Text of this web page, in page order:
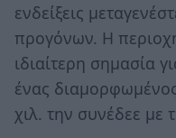
ενδείξεις
προγόνων. Η
ιδιαίτερη σημασία
ένας
χιλ. την συνέδεε με